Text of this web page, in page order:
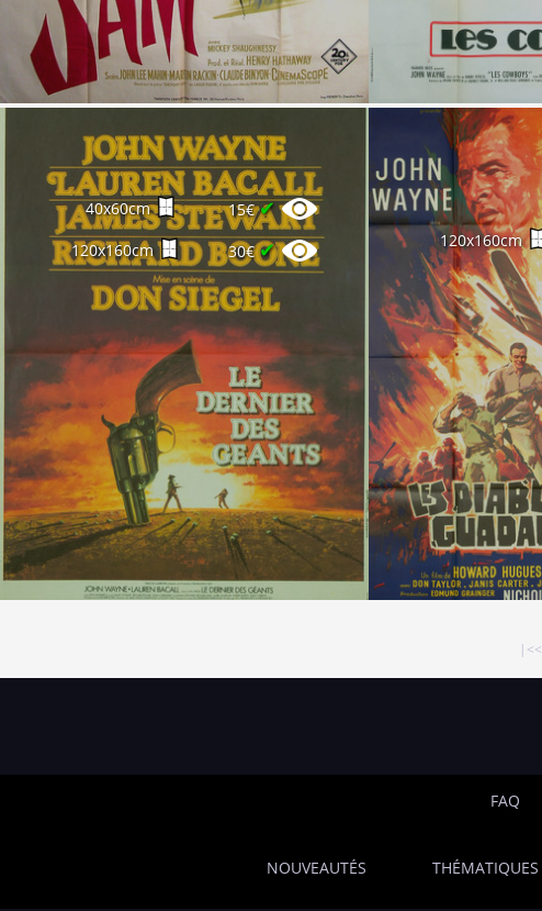
40x60cm 15€✔
120x160cm 30€✔ 120x160cm
|<<
FAQ
NOUVEAUTÉS THÉMATIQUES